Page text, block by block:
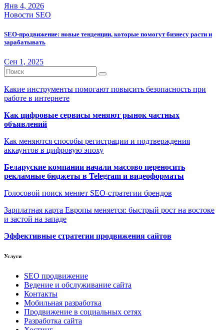
Янв 4, 2026
Новости SEO
SEO-продвижение: новые тенденции, которые помогут бизнесу расти и
зарабатывать
Сен 1, 2025
Какие инструменты помогают повысить безопасность при
работе в интернете
Как цифровые сервисы меняют рынок частных
объявлений
Как меняются способы регистрации и подтверждения
аккаунтов в цифровую эпоху
Беларуские компании начали массово переносить
рекламные бюджеты в Telegram и видеоформаты
Голосовой поиск меняет SEO-стратегии брендов
Зарплатная карта Европы меняется: быстрый рост на востоке
и застой на западе
Эффективные стратегии продвижения сайтов
Услуги
SEO продвижение
Ведение и обслуживание сайта
Контакты
Мобильная разработка
Продвижение в социальных сетях
Разработка сайта